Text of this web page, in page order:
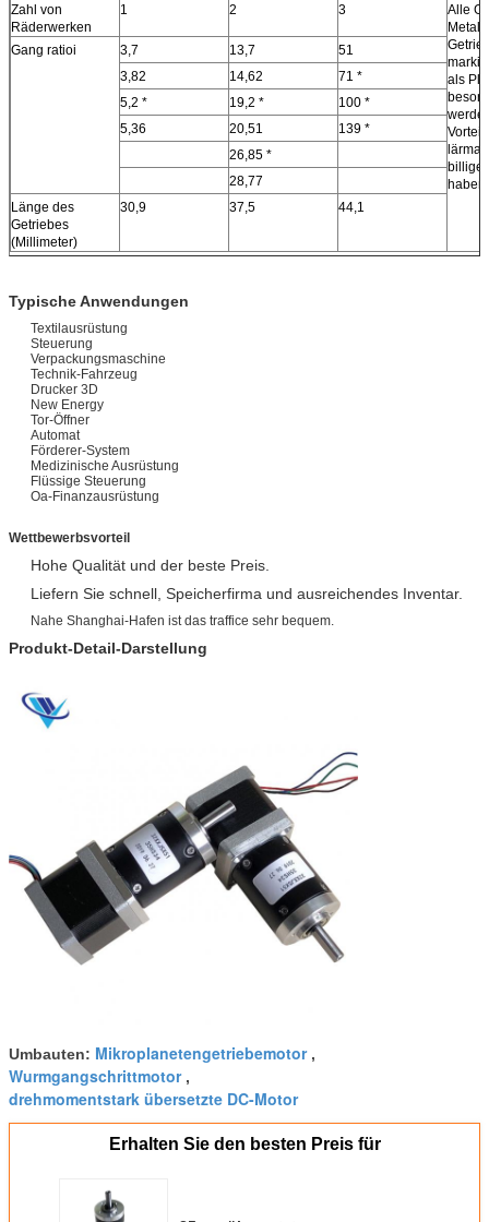
Zahl von
Räderwerken
1 2 3
Alle
Metall
als
haben.
Gang ratioi 3,7 13,7
51
3,82
14,62
71 *
5,2 *
19,2 *
100 *
5,36
20,51
139 *
26,85 *
28,77
Länge des
Getriebes
(Millimeter)
30,9 37,5 44,1
Typische Anwendungen
Textilausrüstung
Steuerung
Verpackungsmaschine
Technik-Fahrzeug
Drucker 3D
New Energy
Tor-Öffner
Automat
Förderer-System
Medizinische Ausrüstung
Flüssige Steuerung
Oa-Finanzausrüstung
Wettbewerbsvorteil
Hohe Qualität und der beste Preis.
Liefern Sie schnell, Speicherfirma und ausreichendes Inventar.
Nahe Shanghai-Hafen ist das traffice sehr bequem.
Produkt-Detail-Darstellung
Umbauten: Mikroplanetengetriebemotor,
Wurmgangschrittmotor,
drehmomentstark übersetzte DC-Motor
Erhalten Sie den besten Preis für